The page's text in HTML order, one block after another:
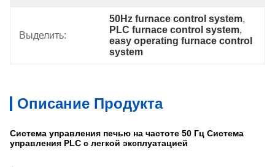
Выделить:
50Hz furnace control system,
PLC furnace control system,
easy operating furnace control
system
Описание Продукта
Система управления печью на частоте 50 Гц Система
управления PLC с легкой эксплуатацией